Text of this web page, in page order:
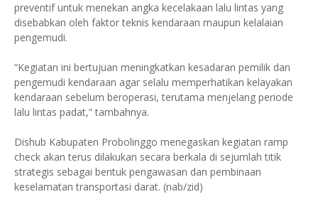
preventif untuk menekan angka kecelakaan lalu lintas yang
disebabkan oleh faktor teknis kendaraan maupun kelalaian
pengemudi.
“Kegiatan ini bertujuan meningkatkan kesadaran pemilik dan
pengemudi kendaraan agar selalu memperhatikan kelayakan
kendaraan sebelum beroperasi, terutama menjelang periode
lalu lintas padat,” tambahnya.
Dishub Kabupaten Probolinggo menegaskan kegiatan ramp
check akan terus dilakukan secara berkala di sejumlah titik
strategis sebagai bentuk pengawasan dan pembinaan
keselamatan transportasi darat. (nab/zid)